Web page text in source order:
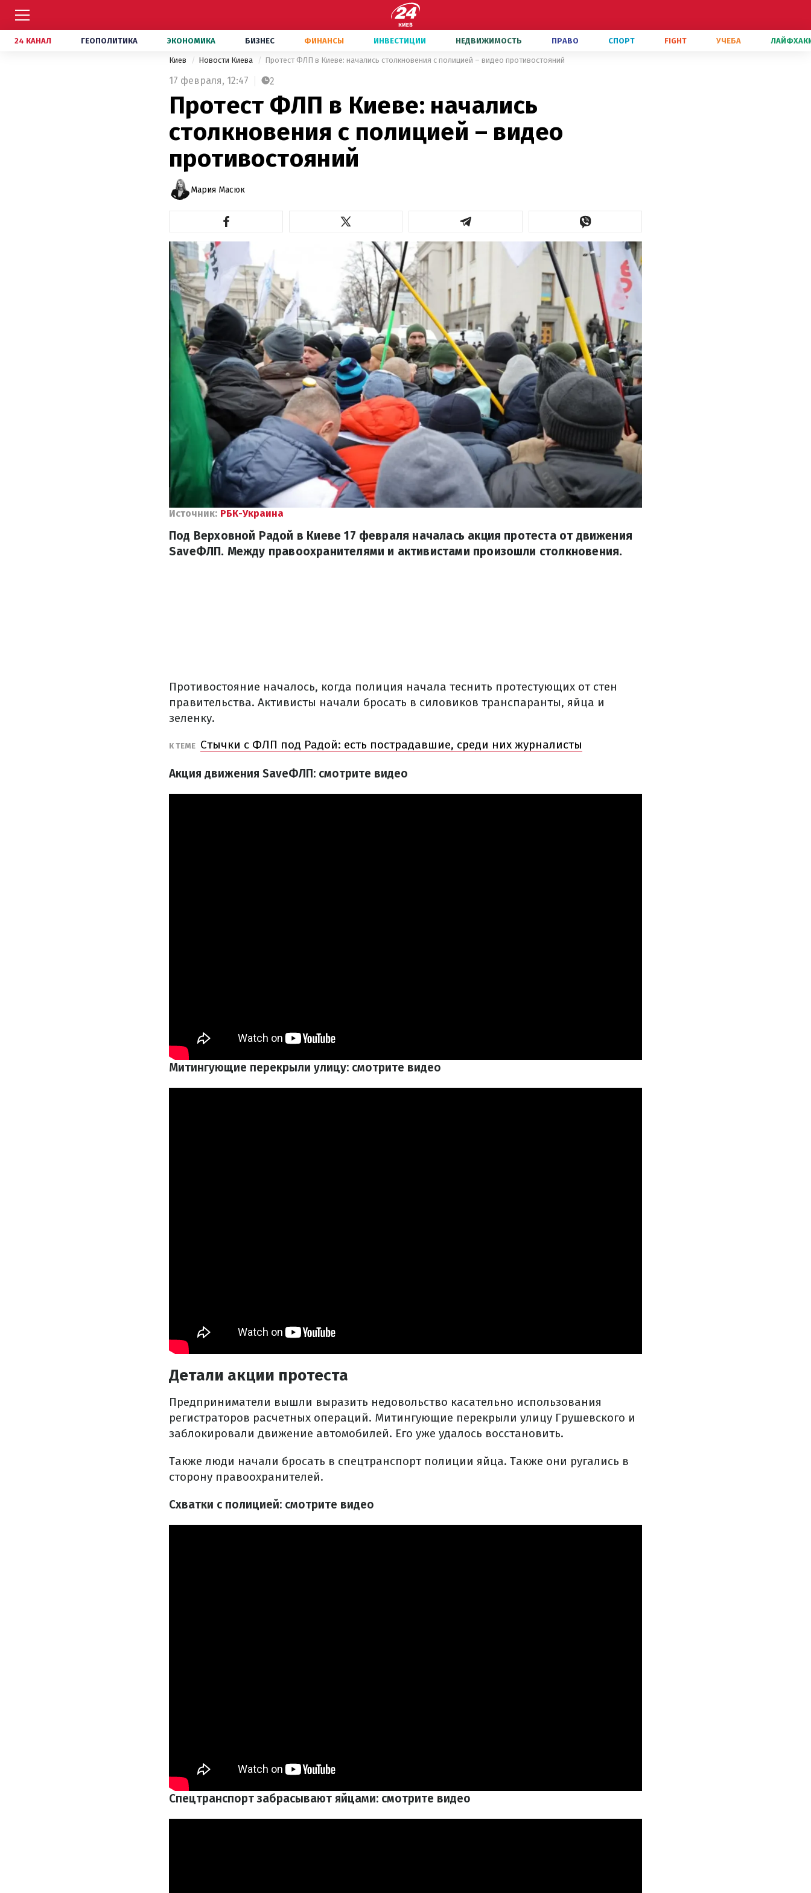
24 КАНАЛ ГЕОПОЛИТИКА ЭКОНОМИКА БИЗНЕС ФИНАНСЫ ИНВЕСТИЦИИ НЕДВИЖИМОСТЬ ПРАВО СПОРТ FIGHT УЧЕБА
Киев Новости Киева Протест ФЛП в Киеве: начались столкновения с полицией – видео противостояний
17 февраля, 12:47 2
Протест ФЛП в Киеве: начались
столкновения с полицией – видео
противостояний
Мария Масюк
Источник: РБК-Украина
Под Верховной Радой в Киеве 17 февраля началась акция протеста от движения
SaveФЛП. Между правоохранителями и активистами произошли столкновения.
Противостояние началось, когда полиция начала теснить протестующих от стен
правительства. Активисты начали бросать в силовиков транспаранты, яйца и
зеленку.
К ТЕМЕ Стычки с ФЛП под Радой: есть пострадавшие, среди них журналисты
Акция движения SaveФЛП: смотрите видео
Митингующие перекрыли улицу: смотрите видео
Детали акции протеста
Предприниматели вышли выразить недовольство касательно использования
регистраторов расчетных операций. Митингующие перекрыли улицу Грушевского и
заблокировали движение автомобилей. Его уже удалось восстановить.
Также люди начали бросать в спецтранспорт полиции яйца. Также они ругались в
сторону правоохранителей.
Схватки с полицией: смотрите видео
Спецтранспорт забрасывают яйцами: смотрите видео